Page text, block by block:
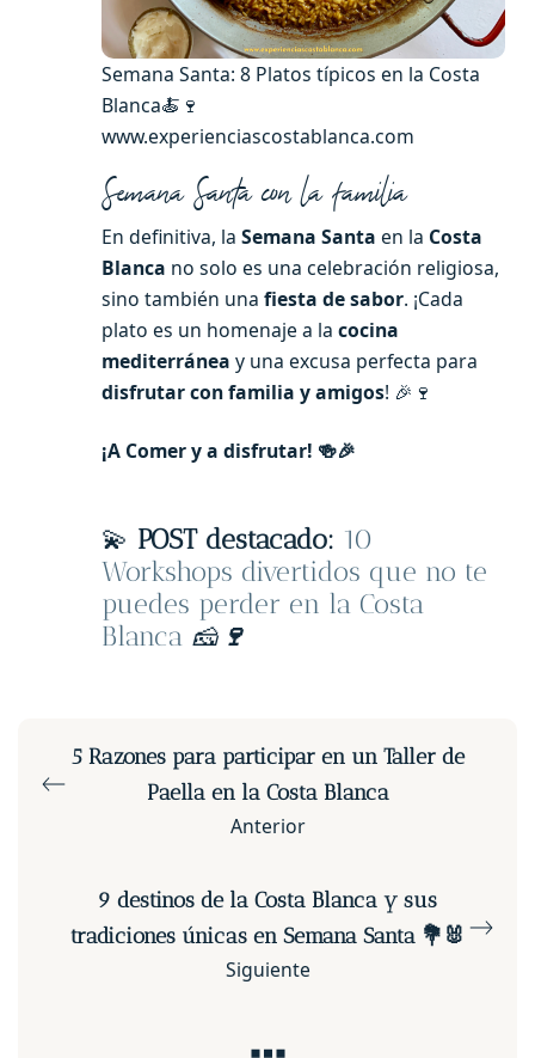
Semana Santa: 8 Platos típicos en la Costa
Blanca🍝🍷
www.experienciascostablanca.com
Semana Santa con la familia
En definitiva, la Semana Santa en la Costa
Blanca no solo es una celebración religiosa,
sino también una fiesta de sabor. ¡Cada
plato es un homenaje a la cocina
mediterránea y una excusa perfecta para
disfrutar con familia y amigos! 🎉🍷
¡A Comer y a disfrutar! 🍻🎉
💫 POST destacado: 10
Workshops divertidos que no te
puedes perder en la Costa
Blanca 🧀 🍷
5 Razones para participar en un Taller de
Paella en la Costa Blanca
Anterior
9 destinos de la Costa Blanca y sus
tradiciones únicas en Semana Santa 💐🐰
Siguiente